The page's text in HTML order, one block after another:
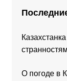
О погоде в